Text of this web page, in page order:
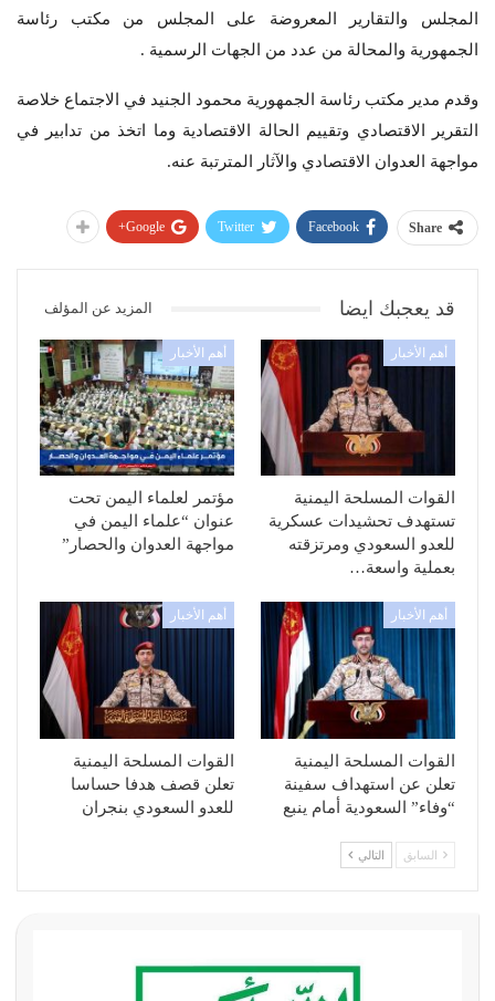
المجلس والتقارير المعروضة على المجلس من مكتب رئاسة
الجمهورية والمحالة من عدد من الجهات الرسمية .
وقدم مدير مكتب رئاسة الجمهورية محمود الجنيد في الاجتماع خلاصة
التقرير الاقتصادي وتقييم الحالة الاقتصادية وما اتخذ من تدابير في
مواجهة العدوان الاقتصادي والآثار المترتبة عنه.
Share
Facebook
Twitter
Google+
قد يعجبك ايضا المزيد عن المؤلف
أهم الأخبار
القوات المسلحة اليمنية
تستهدف تحشيدات عسكرية
للعدو السعودي ومرتزقته
بعملية واسعة…
أهم الأخبار
مؤتمر لعلماء اليمن تحت
عنوان “علماء اليمن في
مواجهة العدوان والحصار”
أهم الأخبار
القوات المسلحة اليمنية
تعلن عن استهداف سفينة
“وفاء” السعودية أمام ينبع
أهم الأخبار
القوات المسلحة اليمنية
تعلن قصف هدفا حساسا
للعدو السعودي بنجران
السابق التالي